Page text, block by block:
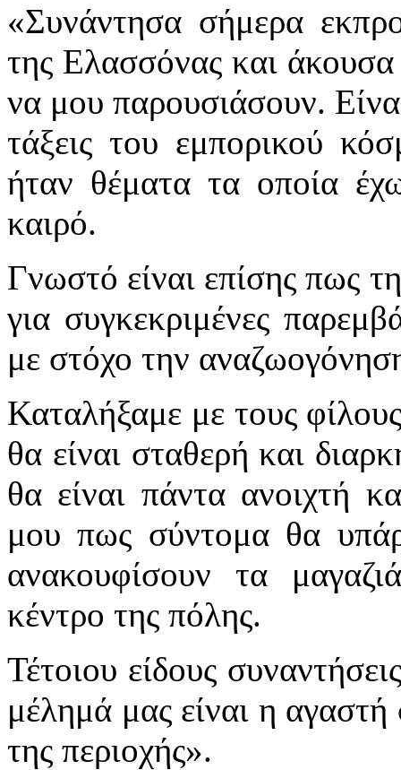
«Συνάντησα σήμερα
της Ελασσόνας και
να μου παρουσιάσουν.
τάξεις του εμπορικού
ήταν θέματα τα οποία
καιρό.
Γνωστό είναι επίσης πως
για συγκεκριμένες
με στόχο την
Καταλήξαμε με τους
θα είναι σταθερή και
θα είναι πάντα ανοιχτή
μου πως σύντομα θα
ανακουφίσουν τα
κέντρο της πόλης.
Τέτοιου είδους
μέλημά μας είναι η
της περιοχής».